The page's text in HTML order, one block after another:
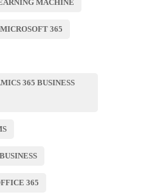
MACHINE
MICROSOFT 365
365 BUSINESS
365